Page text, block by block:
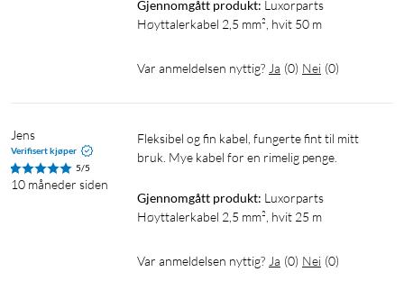
Gjennomgått produkt: Luxorparts
Høyttalerkabel 2,5 mm², hvit 50 m
Var anmeldelsen nyttig? Ja (0) Nei (0)
Jens
Verifisert kjøper
5/5
10 måneder siden
Fleksibel og fin kabel, fungerte fint til mitt
bruk. Mye kabel for en rimelig penge.
Gjennomgått produkt: Luxorparts
Høyttalerkabel 2,5 mm², hvit 25 m
Var anmeldelsen nyttig? Ja (0) Nei (0)